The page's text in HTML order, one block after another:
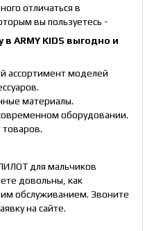
отличаться в
вы пользуетесь -
ARMY KIDS выгодно и
ассортимент моделей
материалы.
оборудовании.
для мальчиков
довольны, как
обслуживанием. Звоните
на сайте.